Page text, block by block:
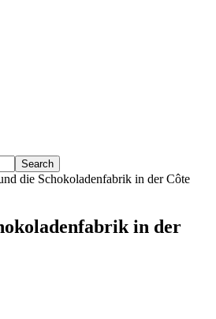
die Schokoladenfabrik in der Côte
in der